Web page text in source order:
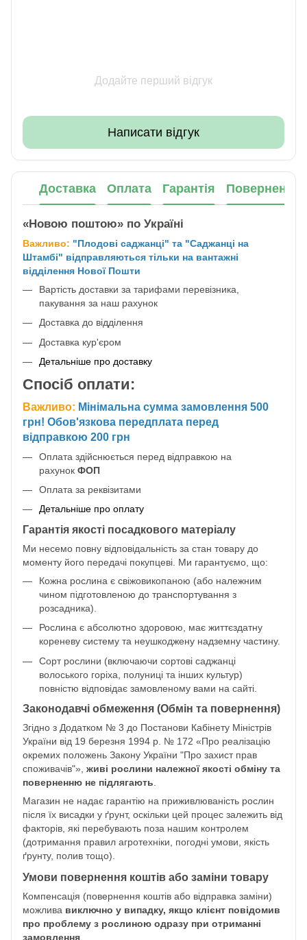
Додайте перший відгук
Написати відгук
Доставка Оплата Гарантія Повернення
«Новою поштою» по Україні
Важливо: "Плодові саджанці" та "Саджанці на
Штамбі" відправляються тільки на вантажні
відділення Нової Пошти
Вартість доставки за тарифами перевізника,
пакування за наш рахунок
Доставка до відділення
Доставка кур'єром
Детальніше про доставку
Спосіб оплати:
Важливо: Мінімальна сумма замовлення 500
грн! Обов'язкова передплата перед
відправкою 200 грн
Оплата здійснюється перед відправкою на
рахунок ФОП
Оплата за реквізитами
Детальніше про оплату
Гарантія якості посадкового матеріалу
Ми несемо повну відповідальність за стан товару до
моменту його передачі покупцеві. Ми гарантуємо, що:
Кожна рослина є свіжовикопаною (або належним
чином підготовленою до транспортування з
розсадника).
Рослина є абсолютно здоровою, має життєздатну
кореневу систему та неушкоджену надземну частину.
Сорт рослини (включаючи сортові саджанці
волоського горіха, полуниці та інших культур)
повністю відповідає замовленому вами на сайті.
Законодавчі обмеження (Обмін та повернення)
Згідно з Додатком № 3 до Постанови Кабінету Міністрів
України від 19 березня 1994 р. № 172 «Про реалізацію
окремих положень Закону України "Про захист прав
споживачів"», живі рослини належної якості обміну та
поверненню не підлягають
Магазин не надає гарантію на приживлюваність рослин
після їх висадки у ґрунт, оскільки цей процес залежить від
факторів, які перебувають поза нашим контролем
(дотримання правил агротехніки, погодні умови, якість
ґрунту, полив тощо).
Умови повернення коштів або заміни товару
Компенсація (повернення коштів або відправка заміни)
можлива виключно у випадку, якщо клієнт повідомив
про проблему з рослиною одразу при отриманні
замовлення